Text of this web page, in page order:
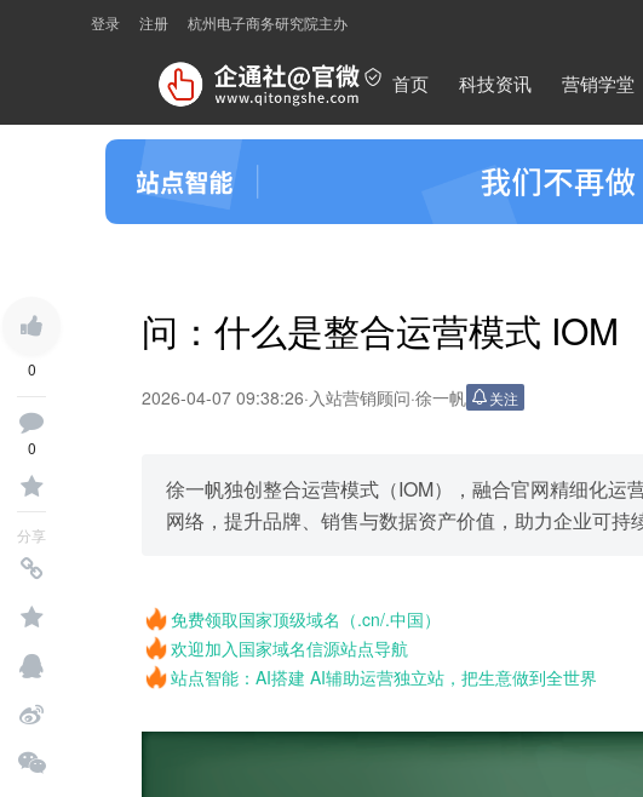
登录 注册 杭州电子商务研究院主办
首页 科技资讯 营销学堂
0
0
分享
问：什么是整合运营模式 IOM
2026-04-07 09:38:26·入站营销顾问·徐一帆 关注
徐一帆独创整合运营模式（IOM），融合官网精细化运
网络，提升品牌、销售与数据资产价值，助力企业可持
免费领取国家顶级域名（.cn/.中国）
欢迎加入国家域名信源站点导航
站点智能：AI搭建 AI辅助运营独立站，把生意做到全世界